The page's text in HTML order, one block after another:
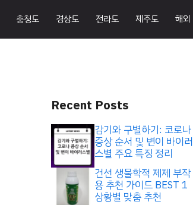
충청도 경상도 전라도 제주도 해외
Recent Posts
감기와 구별하기: 코로나
증상 순서 및 변이 바이러
스별 주요 특징 정리
건선 생물학적 제제 부작
용 추천 가이드 BEST 1
상황별 맞춤 추천